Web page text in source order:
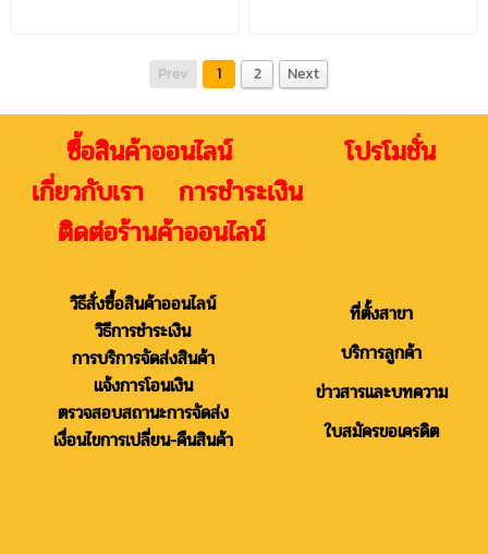
Prev 1 2 Next
ซื้อสินค้าออนไลน์ โปรโมชั่น
เกี่ยวกับเรา การชำระเงิน
ติดต่อร้านค้าออนไลน์
วิธีสั่งซื้อสินค้าออนไลน์
วิธีการชำระเงิน
การบริการจัดส่งสินค้า
แจ้งการโอนเงิน
ตรวจสอบสถานะการจัดส่ง
เงื่อนไขการเปลี่ยน-คืนสินค้า
ที่ตั้งสาขา
บริการลูกค้า
ข่าวสารและบทความ
ใบสมัครขอเครดิต